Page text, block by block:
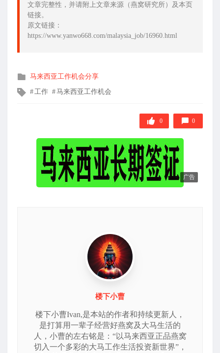
文章完整性，并请附上文章来源（燕窝研究所）及本页
链接。
原文链接：
https://www.yanwo668.com/malaysia_job/16960.html
发
在
马来西亚工作机会分享
文 工作 马来西亚工作机会
0 0
广告
楼下小曹
楼下小曹Ivan,是本站的作者和持续更新人，
是打算用一辈子经营好燕窝及大马生活的
人，小曹的左右铭是：“以马来西亚正品燕窝
切入一个多彩的大马工作生活投资新世界”，